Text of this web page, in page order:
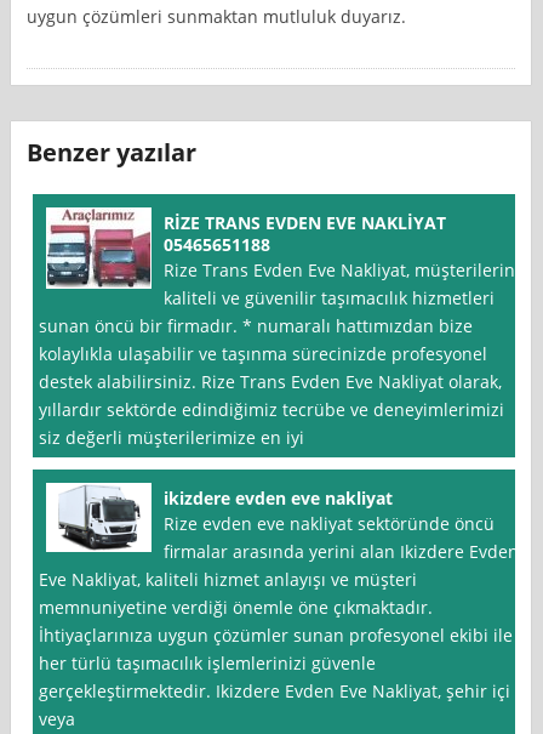
uygun çözümleri sunmaktan mutluluk duyarız.
Benzer yazılar
RİZE TRANS EVDEN EVE NAKLİYAT
05465651188
Rize Trans Evden Eve Nakliyat, müşterilerine
kaliteli ve güvenilir taşımacılık hizmetleri
sunan öncü bir firmadır. * numaralı hattımızdan bize
kolaylıkla ulaşabilir ve taşınma sürecinizde profesyonel
destek alabilirsiniz. Rize Trans Evden Eve Nakliyat olarak,
yıllardır sektörde edindiğimiz tecrübe ve deneyimlerimizi
siz değerli müşterilerimize en iyi
ikizdere evden eve nakliyat
Rize evden eve nakliyat sektöründe öncü
firmalar arasında yerini alan Ikizdere Evden
Eve Nakliyat, kaliteli hizmet anlayışı ve müşteri
memnuniyetine verdiği önemle öne çıkmaktadır.
İhtiyaçlarınıza uygun çözümler sunan profesyonel ekibi ile
her türlü taşımacılık işlemlerinizi güvenle
gerçekleştirmektedir. Ikizdere Evden Eve Nakliyat, şehir içi
veya